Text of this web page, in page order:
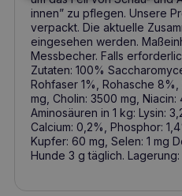
innen” zu pflegen. Unsere
verpackt. Die aktuelle
eingesehen werden.
Messbecher. Falls
Zutaten: 100%
Rohfaser 1%, Rohasche 8%,
mg, Cholin: 3500 mg,
Aminosäuren in 1 kg: Lysin:
Calcium: 0,2%, Phosphor:
Kupfer: 60 mg, Selen: 1 mg
Hunde 3 g täglich.